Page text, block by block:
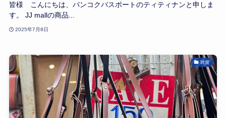
皆様 こんにちは、バンコクパスポートのティティナンと申しま
す。 JJ mallの商品...
2025年7月8日
雑貨